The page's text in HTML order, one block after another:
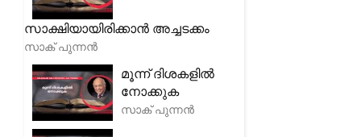
സാക്ഷിയായിരിക്കാൻ അച്ചടക്കം
സാക് പുന്നൻ
മൂന്ന് ദിശകളിൽ
നോക്കുക
സാക് പുന്നൻ